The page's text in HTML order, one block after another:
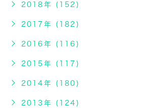
2018年 (152)
2017年 (182)
2016年 (116)
2015年 (117)
2014年 (180)
2013年 (124)